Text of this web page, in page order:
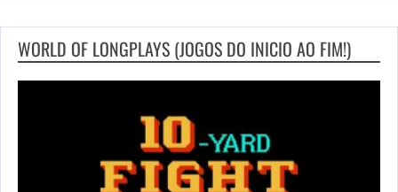
WORLD OF LONGPLAYS (JOGOS DO INICIO AO FIM!)